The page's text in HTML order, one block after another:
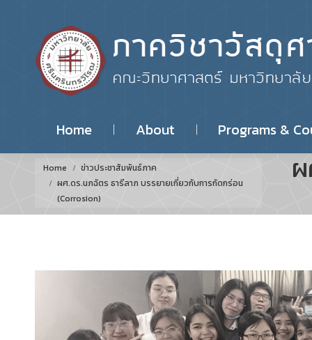
Home About Programs &
You are here:
Home
ข่าวประชาสัมพันธ์ภาค
ผศ.ดร.นภฉัตร ธารีลาภ บรรยายเกี่ยวกับการกัดกร่อน​
(Corrosion)